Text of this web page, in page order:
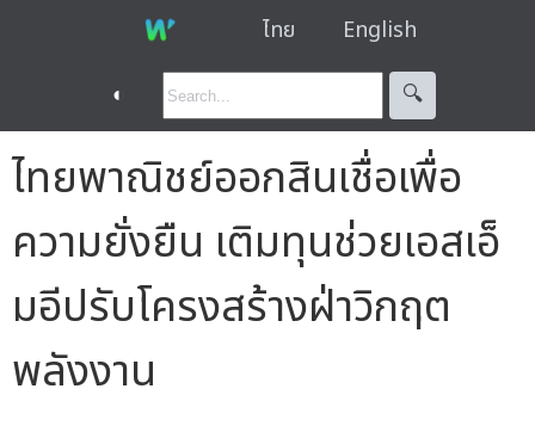
ไทย English
◐ 🔍︎
ไทยพาณิชย์ออกสินเชื่อเพื่อ
ความยั่งยืน เติมทุนช่วยเอสเอ็
มอีปรับโครงสร้างฝ่าวิกฤต
พลังงาน